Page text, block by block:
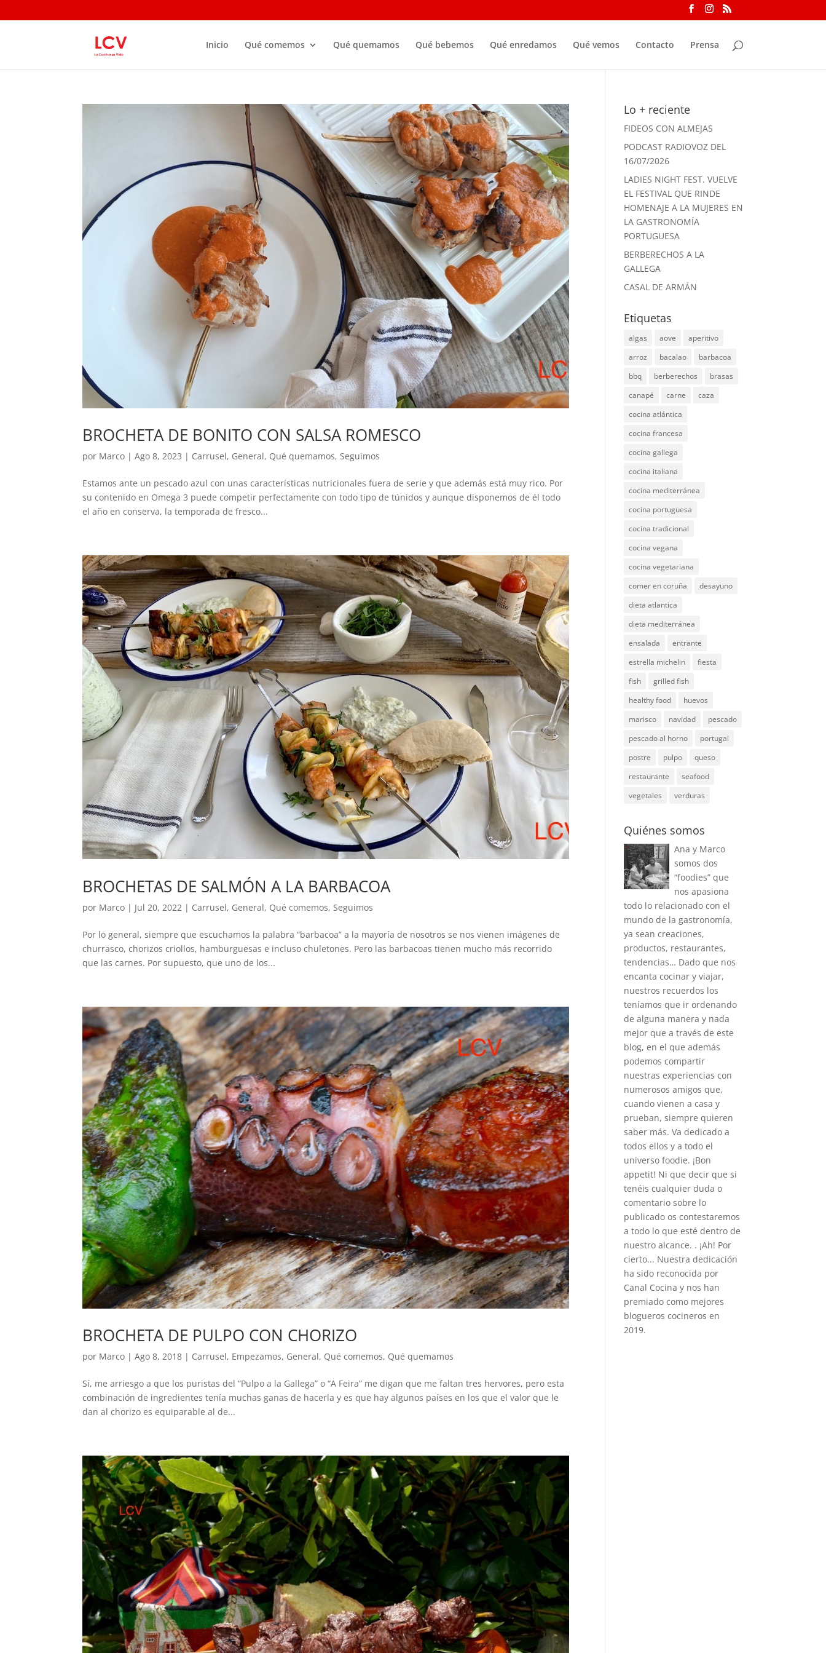
Inicio Qué comemos Qué quemamos Qué bebemos Qué enredamos Qué vemos Contacto Prensa
BROCHETA DE BONITO CON SALSA ROMESCO
por Marco |Ago 8, 2023 | Carrusel, General, Qué quemamos, Seguimos
Estamos ante un pescado azul con unas características nutricionales fuera de serie y que además está muy rico. Por
su contenido en Omega 3 puede competir perfectamente con todo tipo de túnidos y aunque disponemos de él todo
el año en conserva, la temporada de fresco...
BROCHETAS DE SALMÓN A LA BARBACOA
por Marco | Jul 20, 2022 | Carrusel, General, Qué comemos, Seguimos
Por lo general, siempre que escuchamos la palabra “barbacoa” a la mayoría de nosotros se nos vienen imágenes de
churrasco, chorizos criollos, hamburguesas e incluso chuletones. Pero las barbacoas tienen mucho más recorrido
que las carnes. Por supuesto, que uno de los...
BROCHETA DE PULPO CON CHORIZO
por Marco |Ago 8, 2018 | Carrusel, Empezamos, General, Qué comemos, Qué quemamos
Sí, me arriesgo a que los puristas del “Pulpo a la Gallega” o “A Feira” me digan que me faltan tres hervores, pero esta
combinación de ingredientes tenía muchas ganas de hacerla y es que hay algunos países en los que el valor que le
dan al chorizo es equiparable al de...
Lo + reciente
FIDEOS CON ALMEJAS
PODCAST RADIOVOZ DEL
16/07/2026
LADIES NIGHT FEST. VUELVE
EL FESTIVAL QUE RINDE
HOMENAJE A LA MUJERES EN
LA GASTRONOMÍA
PORTUGUESA
BERBERECHOS A LA
GALLEGA
CASAL DE ARMÁN
Etiquetas
algas aove
aperitivo
arroz
bacalao
barbacoa
bbq
berberechos
brasas
canapé
carne
caza
cocina atlántica
cocina francesa
cocina gallega
cocina italiana
cocina mediterránea
cocina portuguesa
cocina tradicional
cocina vegana
cocina vegetariana
comer en coruña
desayuno
dieta atlantica
dieta mediterránea
ensalada
entrante
estrella michelin
fiesta
fish
grilled fish
healthy food
huevos
marisco
navidad
pescado
pescado al horno
portugal
postre
pulpo
queso
restaurante
seafood
vegetales
verduras
Quiénes somos
Ana y Marco
somos dos
“foodies” que
nos apasiona
todo lo relacionado con el
mundo de la gastronomía,
ya sean creaciones,
productos, restaurantes,
tendencias… Dado que nos
encanta cocinar y viajar,
nuestros recuerdos los
teníamos que ir ordenando
de alguna manera y nada
mejor que a través de este
blog, en el que además
podemos compartir
nuestras experiencias con
numerosos amigos que,
cuando vienen a casa y
prueban, siempre quieren
saber más. Va dedicado a
todos ellos y a todo el
universo foodie. ¡Bon
appetit! Ni que decir que si
tenéis cualquier duda o
comentario sobre lo
publicado os contestaremos
a todo lo que esté dentro de
nuestro alcance. . ¡Ah! Por
cierto... Nuestra dedicación
ha sido reconocida por
Canal Cocina y nos han
premiado como mejores
blogueros cocineros en
2019.